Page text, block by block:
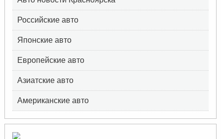
Российские авто
Японские авто
Европейские авто
Азиатские авто
Американские авто